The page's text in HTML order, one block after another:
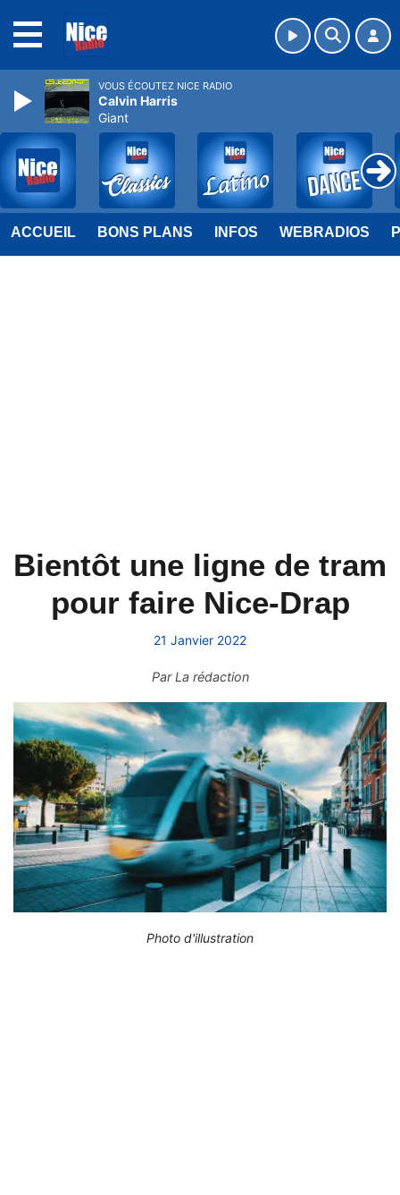
ACCUEIL BONS PLANS INFOS WEBRADIOS
Bientôt une ligne de tram
pour faire Nice-Drap
21 Janvier 2022
ParLa rédaction
Photo d'illustration
VOUS ÉCOUTEZ NICE RADIO
Calvin Harris
Giant